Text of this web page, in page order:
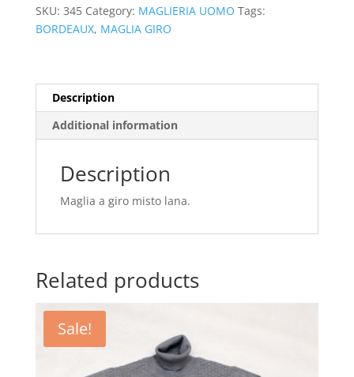
SKU: 345 Category: MAGLIERIA UOMO Tags:
BORDEAUX, MAGLIA GIRO
Description
Additional information
Description
Maglia a giro misto lana.
Related products
Sale!